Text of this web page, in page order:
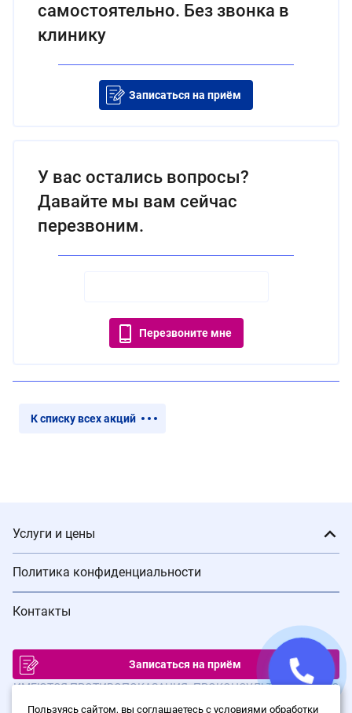
самостоятельно. Без звонка в
клинику
Записаться на приём
У вас остались вопросы?
Давайте мы вам сейчас
перезвоним.
Перезвоните мне
К списку всех акций
Услуги и цены
Политика конфиденциальности
Контакты
Записаться на приём
ИМЕЮТСЯ ПРОТИВОПОКАЗАНИЯ. ПРОКОНСУЛЬТИРУЙТЕСЬ С
Пользуясь сайтом, вы соглашаетесь с условиями обработки